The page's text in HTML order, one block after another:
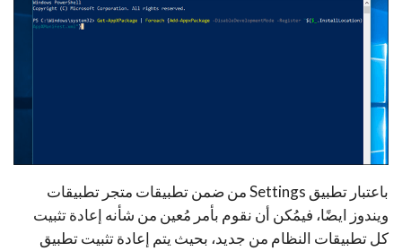
باعتبار تطبيق Settings من ضمن تطبيقات متجر تطبيقات
ويندوز ايضًا، فيمُكن أن نقوم بأمر مُعين من شأنه إعادة تثبيت
كل تطبيقات النظام من جديد، بحيث يتم إعادة تثبيت تطبيق